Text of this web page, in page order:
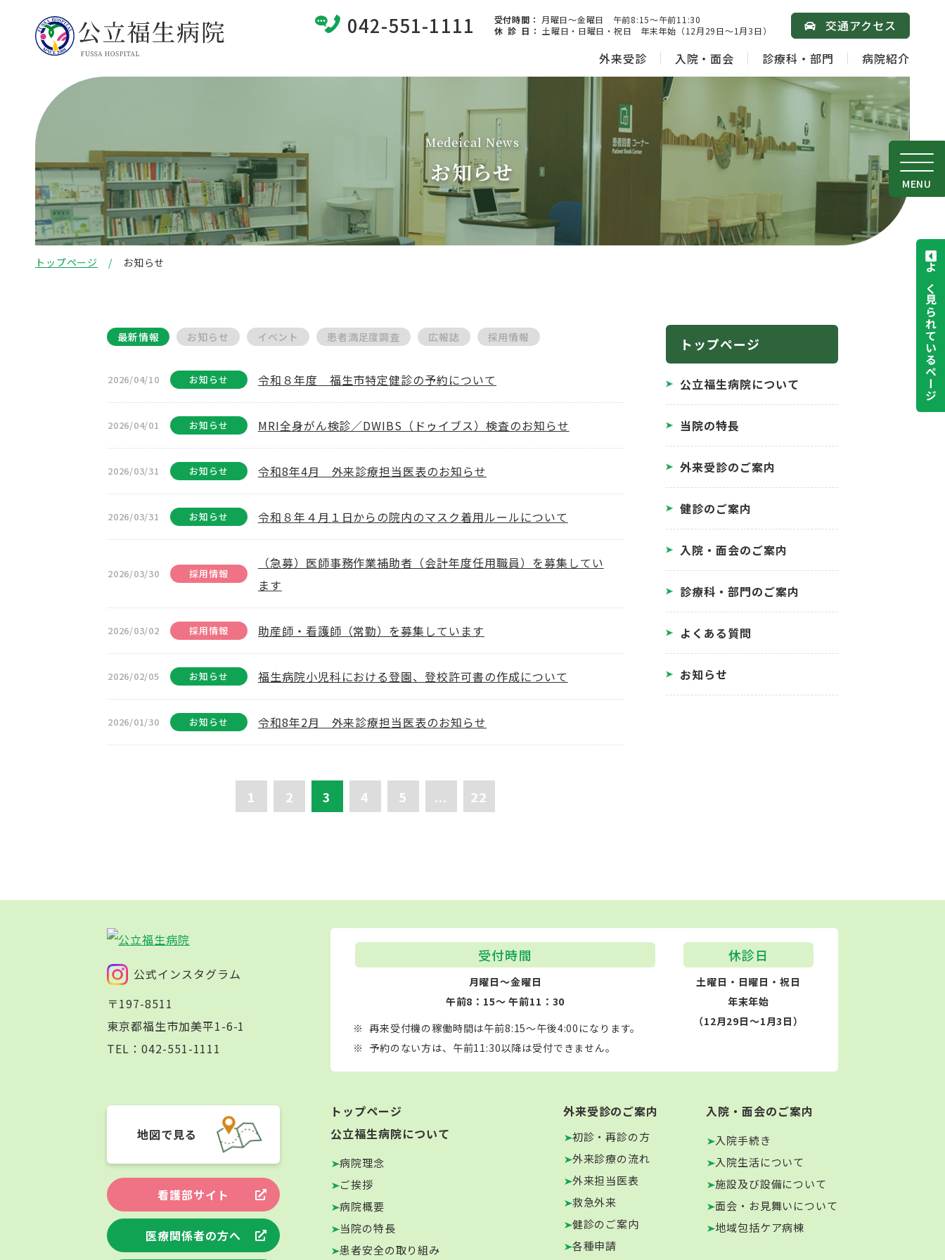
042-551-1111 受付時間： 月曜日～金曜日 午前8:15～午前11:30
休 診 日 ： 土曜日・日曜日・祝日 年末年始（12月29日～1月3日）
交通アクセス
外来受診
入院・面会 診療科・部門 病院紹介
MENU
よく見られているページ
Medeical News
お知らせ
トップページ お知らせ
最新情報 お知らせ イベント 患者満足度調査 広報誌 採用情報
2026/04/10 お知らせ 令和８年度 福生市特定健診の予約について
2026/04/01 お知らせ MRI全身がん検診／DWIBS（ドゥイブス）検査のお知らせ
2026/03/31 お知らせ 令和8年4月 外来診療担当医表のお知らせ
2026/03/31 お知らせ 令和８年４月１日からの院内のマスク着用ルールについて
2026/03/30 採用情報
（急募）医師事務作業補助者（会計年度任用職員）を募集してい
ます
2026/03/02 採用情報 助産師・看護師（常勤）を募集しています
2026/02/05 お知らせ 福生病院小児科における登園、登校許可書の作成について
2026/01/30 お知らせ 令和8年2月 外来診療担当医表のお知らせ
1 2 3 4 5 ... 22
トップページ
公立福生病院について
当院の特長
外来受診のご案内
健診のご案内
入院・面会のご案内
診療科・部門のご案内
よくある質問
お知らせ
公式インスタグラム
〒197-8511
東京都福生市加美平1-6-1
TEL： 042-551-1111
地図で見る
看護部サイト
医療関係者の方へ
受付時間
月曜日～金曜日
午前8：15～ 午前11：30
再来受付機の稼働時間は午前8:15～午後4:00になります。
予約のない方は、午前11:30以降は受付できません。
休診日
土曜日・日曜日・祝日
年末年始
（12月29日～1月3日）
トップページ
公立福生病院について
病院理念
ご挨拶
病院概要
当院の特長
患者安全の取り組み
外来受診のご案内
初診・再診の方
外来診療の流れ
外来担当医表
救急外来
健診のご案内
各種申請
入院・面会のご案内
入院手続き
入院生活について
施設及び設備について
面会・お見舞いについて
地域包括ケア病棟